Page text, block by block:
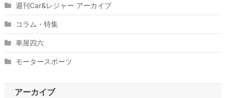
週刊Car&レジャー アーカイブ
コラム・特集
車屋四六
モータースポーツ
アーカイブ